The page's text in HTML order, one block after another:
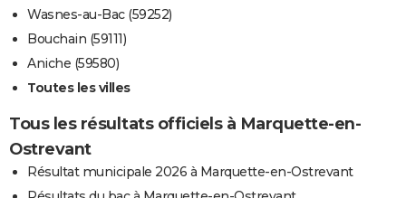
Wasnes-au-Bac (59252)
Bouchain (59111)
Aniche (59580)
Toutes les villes
Tous les résultats officiels à Marquette-en-
Ostrevant
Résultat municipale 2026 à Marquette-en-Ostrevant